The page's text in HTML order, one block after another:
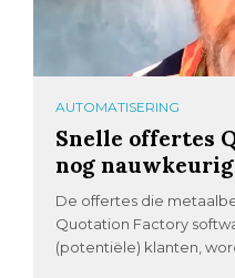
AUTOMATISERING
Snelle offertes
nog
De offertes die
Quotation Factory
(potentiële) klanten,